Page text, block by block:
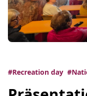
#Recreation day